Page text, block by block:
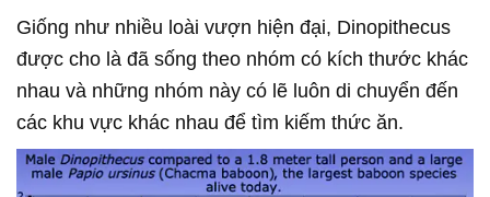
Giống như nhiều loài vượn hiện đại, Dinopithecus
được cho là đã sống theo nhóm có kích thước khác
nhau và những nhóm này có lẽ luôn di chuyển đến
các khu vực khác nhau để tìm kiếm thức ăn.